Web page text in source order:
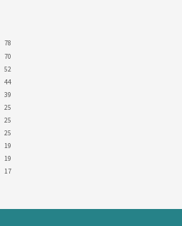
78
70
52
44
39
25
25
25
19
19
17